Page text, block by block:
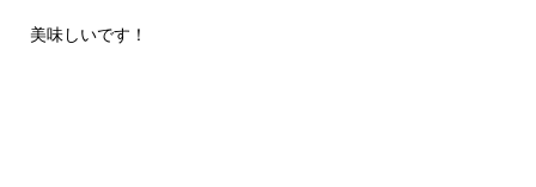
美味しいです！